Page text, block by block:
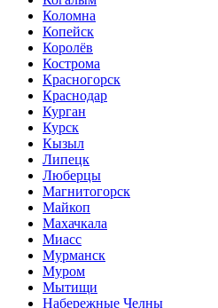
Коломна
Копейск
Королёв
Кострома
Красногорск
Краснодар
Курган
Курск
Кызыл
Липецк
Люберцы
Магнитогорск
Майкоп
Махачкала
Миасс
Мурманск
Муром
Мытищи
Набережные Челны